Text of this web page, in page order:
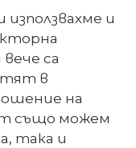
и
са
в
на
също можем
така и